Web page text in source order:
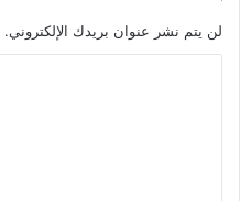
لن يتم نشر عنوان بريدك الإلكتروني.